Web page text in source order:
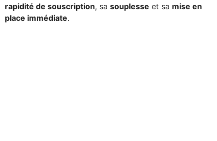
rapidité de souscription, sa souplesse et sa mise en
place immédiate.